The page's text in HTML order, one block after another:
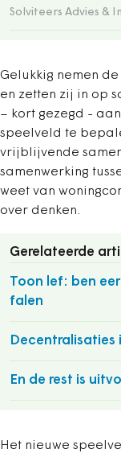
Solviteers Advies &
Gelukkig nemen
en zetten zij in op
– kort gezegd -
speelveld te
vrijblijvende
samenwerking
weet van
over denken.
Gerelateerde
Toon lef: ben
falen
Decentralisaties
En de rest is
Het nieuwe